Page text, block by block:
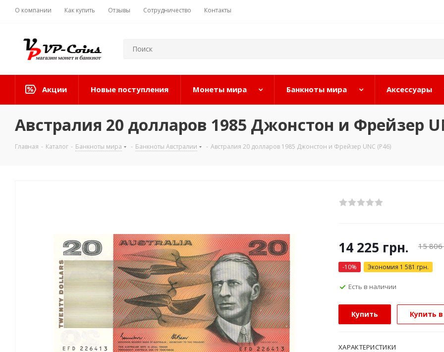
О компании Как купить Отзывы Сотрудничество Контакты
Акции Новые поступления Монеты мира Банкноты мира Аксессуары
Австралия 20 долларов 1985 Джонстон и Фрейзер
Главная - Каталог - Банкноты мира - Банкноты Австралии - Австралия 20 долларов 1985 Джонстон и Фрейзер UNC (P46)
14 225 грн. 15 806
-10% Экономия 1 581 грн.
Есть в наличии
Купить Купить
ХАРАКТЕРИСТИКИ